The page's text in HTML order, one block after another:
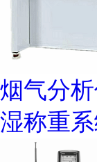
烟气分
湿称重